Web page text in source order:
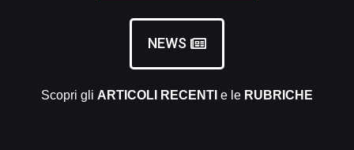
NEWS
Scopri gli ARTICOLI RECENTI e le RUBRICHE